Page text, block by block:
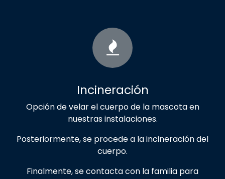
Incineración
Opción de velar el cuerpo de la mascota en
nuestras instalaciones.
Posteriormente, se procede a la incineración del
cuerpo.
Finalmente, se contacta con la familia para